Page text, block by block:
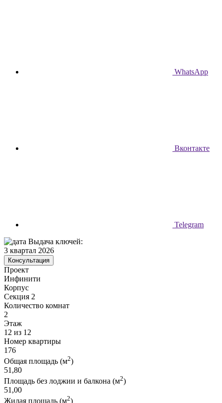
WhatsApp
Вконтакте
Telegram
Выдача ключей:
3 квартал 2026
Консультация
Проект
Инфинити
Корпус
Секция 2
Количество комнат
2
Этаж
12 из 12
Номер квартиры
176
Общая площадь (м2)
51,80
Площадь без лоджии и балкона (м2)
51,00
Жилая площадь (м2)